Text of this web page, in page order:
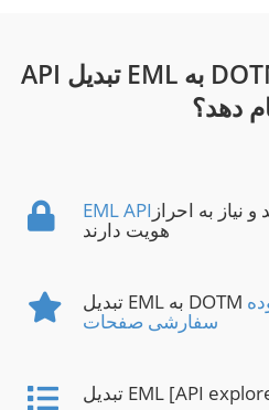
API تبدیل EML به DOTM چه کاری می تواند
دهد؟
نیاز به احراز
هویت دارند
سفارشی صفحات
تبدیل EML [API explorer]